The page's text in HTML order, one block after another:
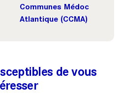
Communes Médoc
Atlantique (CCMA)
de vous